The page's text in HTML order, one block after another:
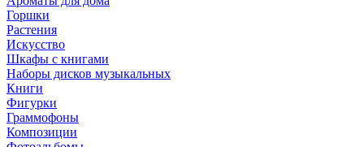
Горшки
Растения
Искусство
Шкафы с книгами
Наборы дисков музыкальных
Книги
Фигурки
Граммофоны
Композиции